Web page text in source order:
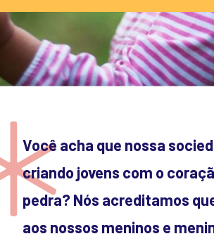
Você acha que nossa
criando jovens com o
pedra? Nós acreditamos
aos nossos meninos e